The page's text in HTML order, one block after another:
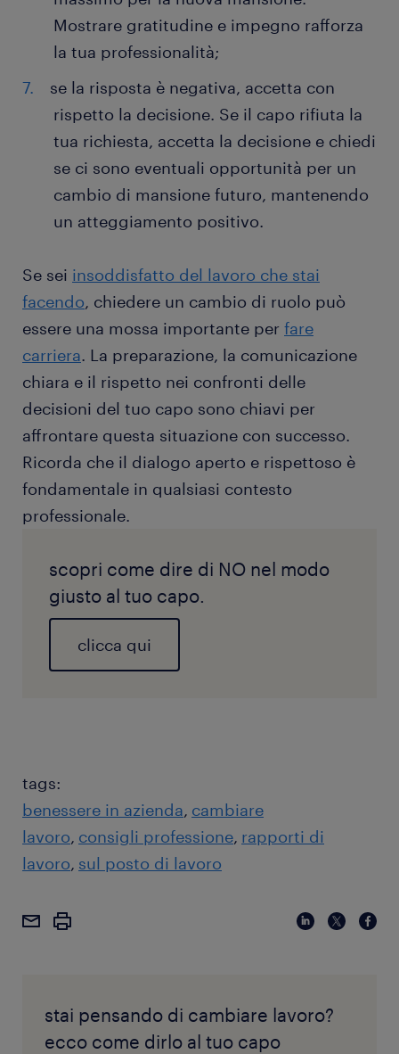
Mostrare gratitudine e impegno rafforza
la tua professionalità;
se la risposta è negativa, accetta con
rispetto la decisione. Se il capo rifiuta la
tua richiesta, accetta la decisione e chiedi
se ci sono eventuali opportunità per un
cambio di mansione futuro, mantenendo
un atteggiamento positivo.
Se sei insoddisfatto del lavoro che stai
facendo, chiedere un cambio di ruolo può
essere una mossa importante per fare
carriera. La preparazione, la comunicazione
chiara e il rispetto nei confronti delle
decisioni del tuo capo sono chiavi per
affrontare questa situazione con successo.
Ricorda che il dialogo aperto e rispettoso è
fondamentale in qualsiasi contesto
professionale.
scopri come dire di NO nel modo
giusto al tuo capo.
clicca qui
tags:
benessere in azienda cambiare
lavoro consigli professione rapporti di
lavoro sul posto di lavoro
stai pensando di cambiare lavoro?
ecco come dirlo al tuo capo